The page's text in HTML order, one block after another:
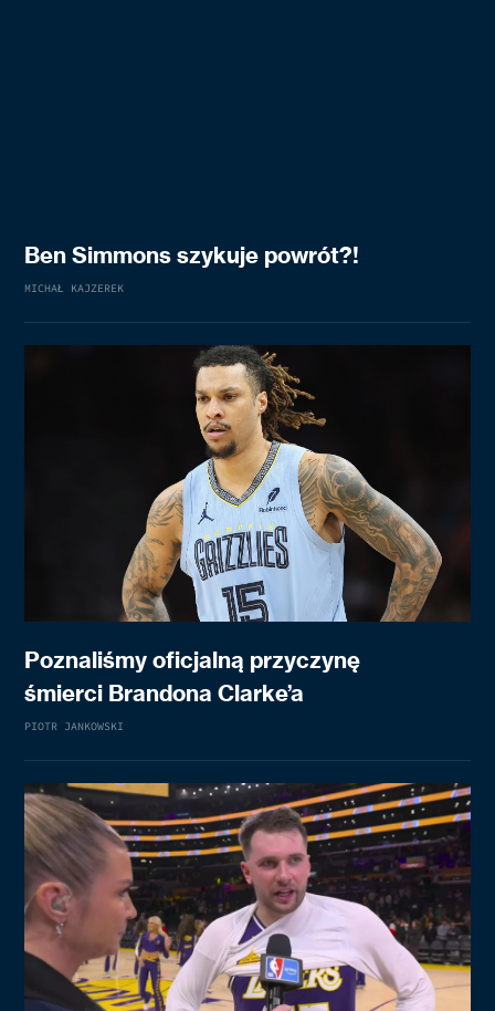
Ben Simmons szykuje powrót?!
MICHAŁ KAJZEREK
Poznaliśmy oficjalną przyczynę
śmierci Brandona Clarke’a
PIOTR JANKOWSKI